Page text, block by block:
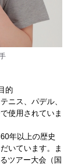
的
ニス、パデル、
使用されていま
年以上の歴史
いています。ま
ツアー大会（国